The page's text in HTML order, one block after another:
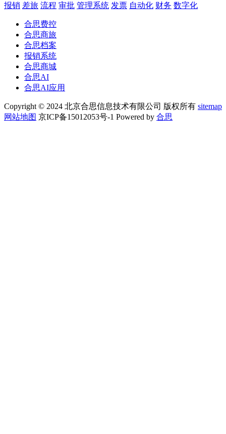
报销 差旅 流程 审批 管理系统 发票 自动化 财务 数字化
合思费控
合思商旅
合思档案
报销系统
合思商城
合思AI
合思AI应用
Copyright © 2024 北京合思信息技术有限公司 版权所有 sitemap
网站地图 京ICP备15012053号-1 Powered by 合思